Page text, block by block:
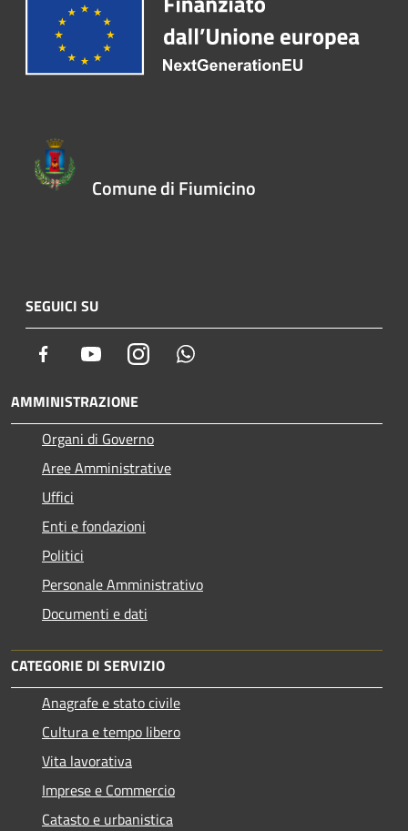
Comune di Fiumicino
SEGUICI SU
Facebook YoutubeInstagram
AMMINISTRAZIONE
Organi di Governo
Aree Amministrative
Uffici
Enti e fondazioni
Politici
Personale Amministrativo
Documenti e dati
CATEGORIE DI SERVIZIO
Anagrafe e stato civile
Cultura e tempo libero
Vita lavorativa
Imprese e Commercio
Catasto e urbanistica